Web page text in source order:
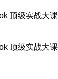
顶级实战大课
顶级实战大课